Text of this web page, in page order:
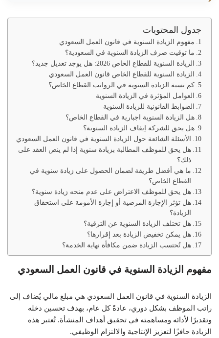
جدول المحتويات
مفهوم الزيادة السنوية في قانون العمل السعودي
ما توقيت صرف الزيادة السنوية في السعودية؟
الزيادة السنوية للقطاع الخاص 2026: هل يوجد تعديل جديد؟
الزيادة السنوية للقطاع الخاص قانون العمل السعودي
كم نسبة الزيادة السنوية في الرواتب القطاع الخاص؟
العوامل المؤثرة في الزيادة السنوية
الضوابط القانونية للزيادة السنوية
هل الزيادة السنوية اجبارية في القطاع الخاص؟
هل يحق للشركة إيقاف الزيادة السنوية؟
الأسئلة الشائعة حول الزيادة السنوية في قانون العمل السعودي
هل يحق للموظف المطالبة بزيادة سنوية إذا لم ينص العقد على
ذلك؟
ما هي أفضل طريقة لضمان الحصول على زيادة سنوية في
القطاع الخاص؟
هل يحق للموظف الاعتراض على عدم منحه زيادة سنوية؟
هل تؤثر الإجازة المرضية أو إجازة الأمومة على استحقاق
الزيادة؟
هل تختلف الزيادة السنوية عن الترقية؟
هل يمكن تخفيض الزيادة بعد إقرارها؟
هل تُحتسب الزيادة ضمن مكافأة نهاية الخدمة؟
مفهوم الزيادة السنوية في قانون العمل السعودي
الزيادة السنوية في قانون العمل السعودي هي مبلغ مالي يُضاف إلى
راتب الموظف بشكل دوري، عادةً كل عام، بهدف تحسين دخله
وتقديرًا لأدائه ومساهمته في تحقيق أهداف المنشأة. تُعتبر هذه
الزيادة حافزًا لتعزيز الإنتاجية والالتزام الوظيفي.